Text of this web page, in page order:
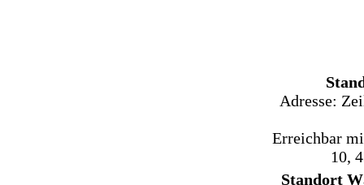
Adresse:
Erreichbar
10,
Standort